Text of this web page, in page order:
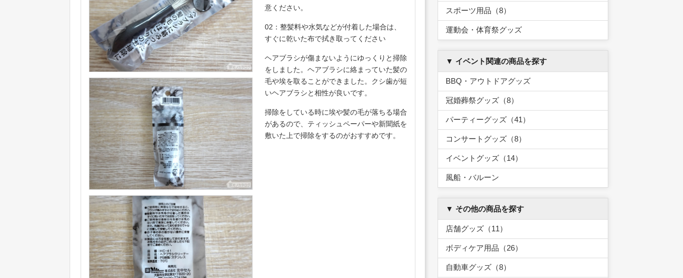
意ください。
02：整髪料や水気などが付着した場合は、
すぐに乾いた布で拭き取ってください
ヘアブラシが傷まないようにゆっくりと掃除
をしました。ヘアブラシに絡まっていた髪の
毛や埃を取ることができました。クシ歯が短
いヘアブラシと相性が良いです。
掃除をしている時に埃や髪の毛が落ちる場合
があるので、ティッシュペーパーや新聞紙を
敷いた上で掃除をするのがおすすめです。
スポーツ用品（8）
運動会・体育祭グッズ
▼ イベント関連の商品を探す
BBQ・アウトドアグッズ
冠婚葬祭グッズ（8）
パーティーグッズ（41）
コンサートグッズ（8）
イベントグッズ（14）
風船・バルーン
▼ その他の商品を探す
店舗グッズ（11）
ボディケア用品（26）
自動車グッズ（8）